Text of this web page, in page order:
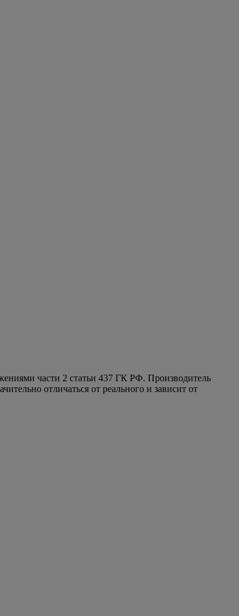
части 2 статьи 437 ГК РФ. Производитель
отличаться от реального и зависит от